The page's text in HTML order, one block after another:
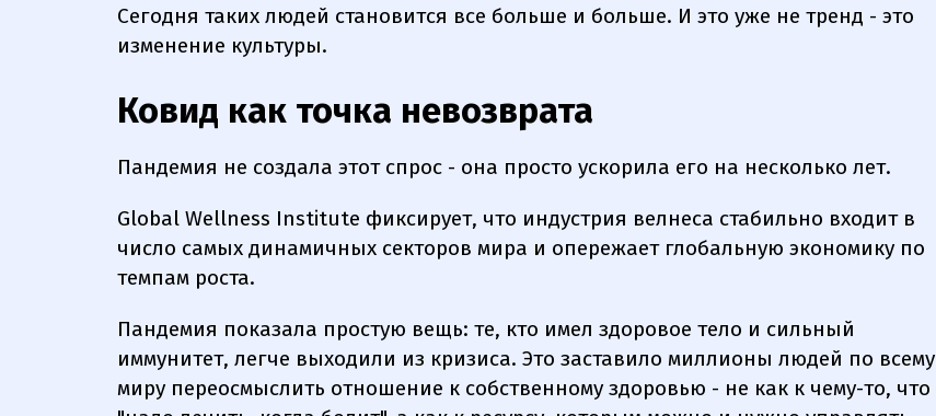
Сегодня таких людей становится все больше и больше. И это уже не тренд - это
изменение культуры.
Ковид как точка невозврата
Пандемия не создала этот спрос - она просто ускорила его на несколько лет.
Global Wellness Institute фиксирует, что индустрия велнеса стабильно входит в
число самых динамичных секторов мира и опережает глобальную экономику по
темпам роста.
Пандемия показала простую вещь: те, кто имел здоровое тело и сильный
иммунитет, легче выходили из кризиса. Это заставило миллионы людей по всему
миру переосмыслить отношение к собственному здоровью - не как к чему-то, что